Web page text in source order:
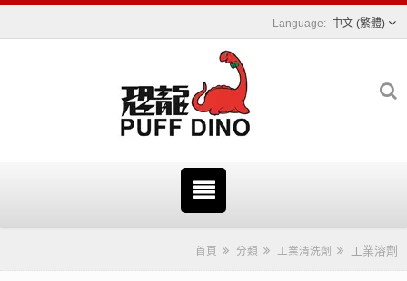
中文 (繁體)
首頁 分類 工業清洗劑 工業溶劑